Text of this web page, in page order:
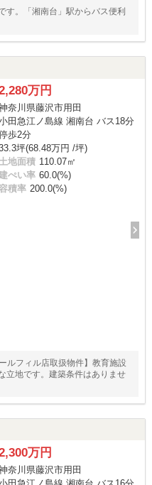
す。「湘南台」駅からバス便利
万円
奈川県藤沢市用田
田急江ノ島線 湘南台 バス18分
歩2分
坪(68.48万円 /坪)
土地面積 110.07㎡
ぺい率 60.0(%)
積率 200.0(%)
ルフィル店取扱物件】教育施設
立地です。建築条件はありませ
万円
奈川県藤沢市用田